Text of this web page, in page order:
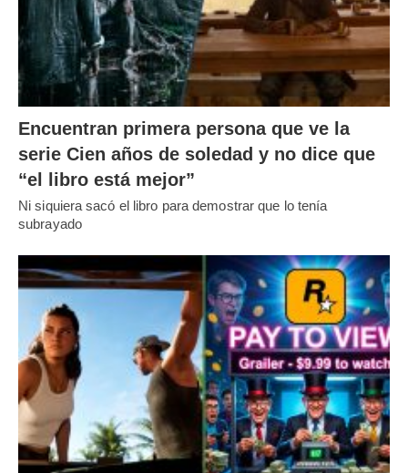
Encuentran primera persona que ve la
serie Cien años de soledad y no dice que
“el libro está mejor”
Ni siquiera sacó el libro para demostrar que lo tenía
subrayado